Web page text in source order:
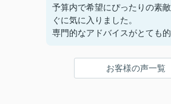
予算内で希望にぴったりの素
ぐに気に入りました。
専門的なアドバイスがとても
鍵の受け取りのときに、また
お客様の声一覧